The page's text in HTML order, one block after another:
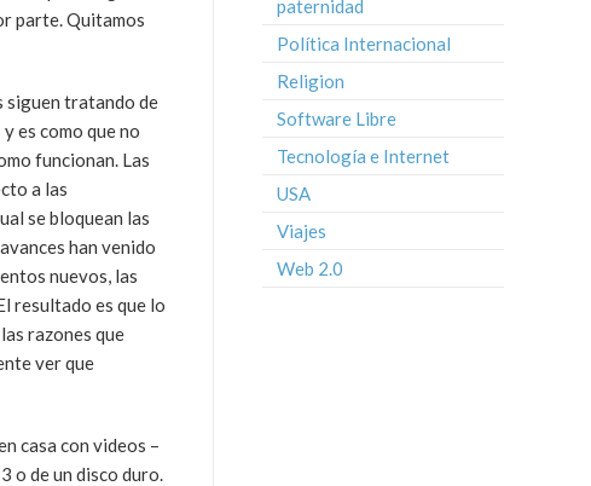
parte. Quitamos
siguen tratando de
es como que no
funcionan. Las
a las
se bloquean las
han venido
nuevos, las
resultado es que lo
razones que
ver que
casa con videos –
o de un disco duro.
paternidad
Política Internacional
Religion
Software Libre
Tecnología e Internet
USA
Viajes
Web 2.0